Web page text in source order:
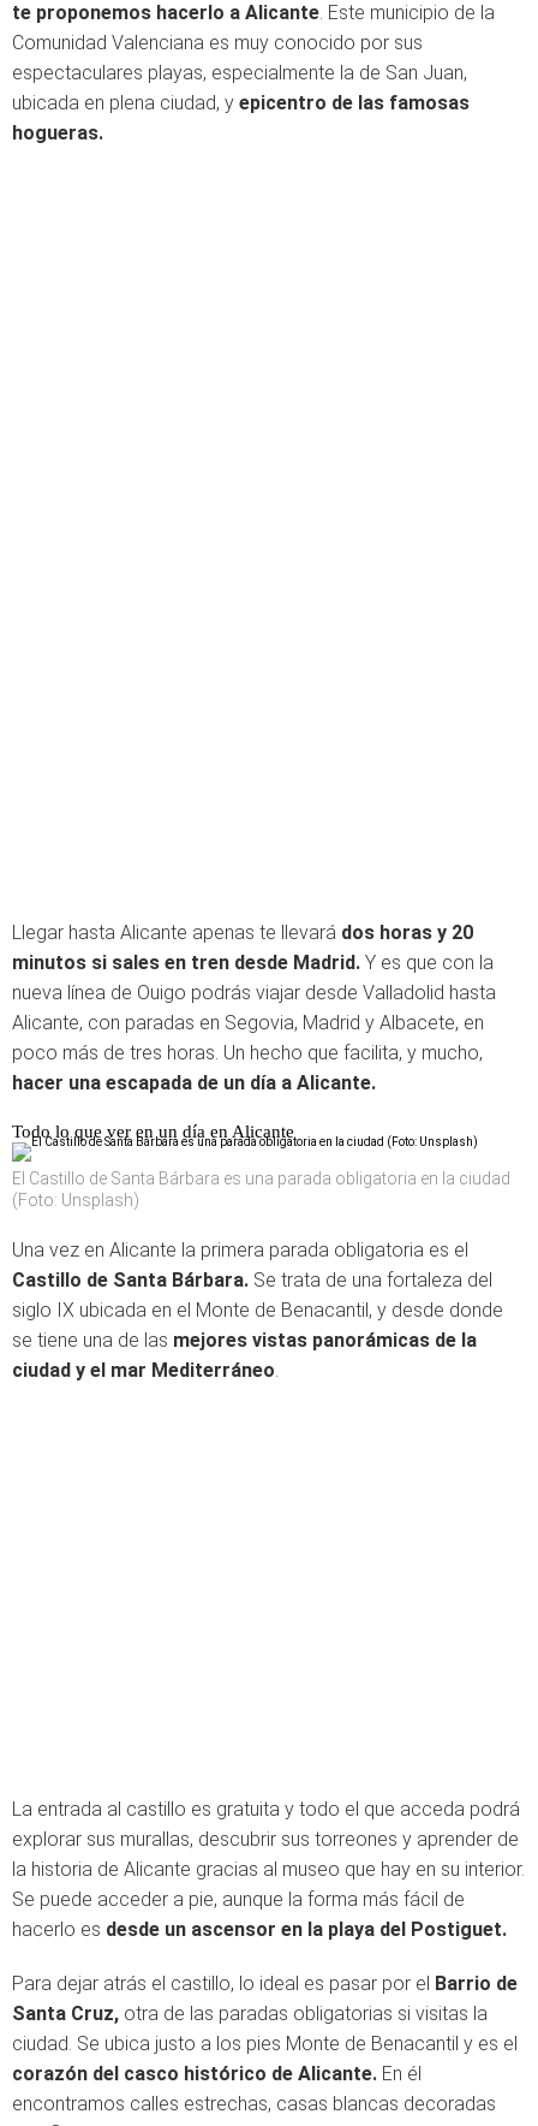
te proponemos hacerlo a Alicante. Este municipio de la
Comunidad Valenciana es muy conocido por sus
espectaculares playas, especialmente la de San Juan,
ubicada en plena ciudad, y epicentro de las famosas
hogueras.
Llegar hasta Alicante apenas te llevará dos horas y 20
minutos si sales en tren desde Madrid. Y es que con la
nueva línea de Ouigo podrás viajar desde Valladolid hasta
Alicante, con paradas en Segovia, Madrid y Albacete, en
poco más de tres horas. Un hecho que facilita, y mucho,
hacer una escapada de un día a Alicante.
Todo lo que ver en un día en Alicante
El Castillo de Santa Bárbara es una parada obligatoria en la ciudad
(Foto: Unsplash)
Una vez en Alicante la primera parada obligatoria es el
Castillo de Santa Bárbara. Se trata de una fortaleza del
siglo IX ubicada en el Monte de Benacantil, y desde donde
se tiene una de las mejores vistas panorámicas de la
ciudad y el mar Mediterráneo.
La entrada al castillo es gratuita y todo el que acceda podrá
explorar sus murallas, descubrir sus torreones y aprender de
la historia de Alicante gracias al museo que hay en su interior.
Se puede acceder a pie, aunque la forma más fácil de
hacerlo es desde un ascensor en la playa del Postiguet.
Para dejar atrás el castillo, lo ideal es pasar por el Barrio de
Santa Cruz, otra de las paradas obligatorias si visitas la
ciudad. Se ubica justo a los pies Monte de Benacantil y es el
corazón del casco histórico de Alicante. En él
encontramos calles estrechas, casas blancas decoradas